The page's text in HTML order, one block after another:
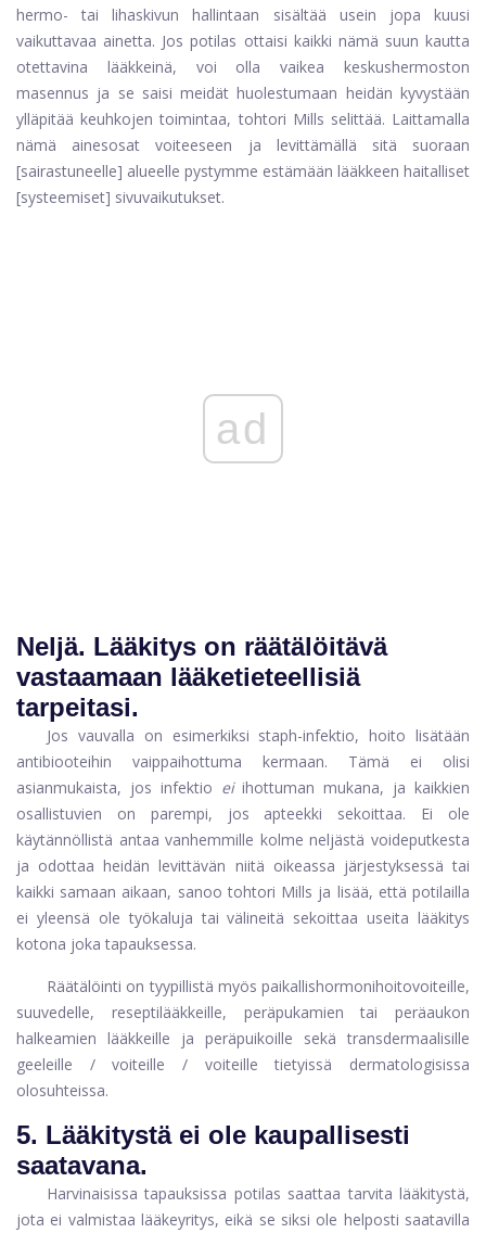
hermo- tai lihaskivun hallintaan sisältää usein jopa kuusi
vaikuttavaa ainetta. Jos potilas ottaisi kaikki nämä suun kautta
otettavina lääkkeinä, voi olla vaikea keskushermoston
masennus ja se saisi meidät huolestumaan heidän kyvystään
ylläpitää keuhkojen toimintaa, tohtori Mills selittää. Laittamalla
nämä ainesosat voiteeseen ja levittämällä sitä suoraan
[sairastuneelle] alueelle pystymme estämään lääkkeen haitalliset
[systeemiset] sivuvaikutukset.
ad
Neljä. Lääkitys on räätälöitävä
vastaamaan lääketieteellisiä
tarpeitasi.
Jos vauvalla on esimerkiksi staph-infektio, hoito lisätään
antibiooteihin vaippaihottuma kermaan. Tämä ei olisi
asianmukaista, jos infektio ei ihottuman mukana, ja kaikkien
osallistuvien on parempi, jos apteekki sekoittaa. Ei ole
käytännöllistä antaa vanhemmille kolme neljästä voideputkesta
ja odottaa heidän levittävän niitä oikeassa järjestyksessä tai
kaikki samaan aikaan, sanoo tohtori Mills ja lisää, että potilailla
ei yleensä ole työkaluja tai välineitä sekoittaa useita lääkitys
kotona joka tapauksessa.
Räätälöinti on tyypillistä myös paikallishormonihoitovoiteille,
suuvedelle, reseptilääkkeille, peräpukamien tai peräaukon
halkeamien lääkkeille ja peräpuikoille sekä transdermaalisille
geeleille / voiteille / voiteille tietyissä dermatologisissa
olosuhteissa.
5. Lääkitystä ei ole kaupallisesti
saatavana.
Harvinaisissa tapauksissa potilas saattaa tarvita lääkitystä,
jota ei valmistaa lääkeyritys, eikä se siksi ole helposti saatavilla